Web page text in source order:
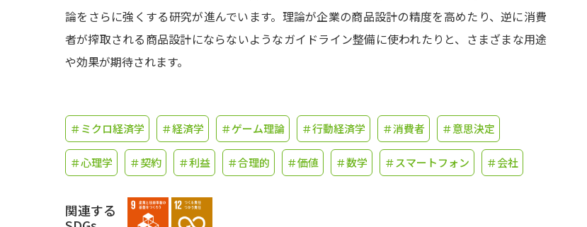
大学で学びたい学問発見
ユーザーサポート
Ｑ＆Ａ よくあるご質問
論をさらに強くする研究が進んでいます。理論が企業の商品設計の精度を高めたり、逆に消費
者が搾取される商品設計にならないようなガイドライン整備に使われたりと、さまざまな用途
や効果が期待されます。
＃ミクロ経済学 ＃経済学 ＃ゲーム理論 ＃行動経済学 ＃消費者 ＃意思決定
＃心理学 ＃契約 ＃利益 ＃合理的 ＃価値 ＃数学 ＃スマートフォン ＃会社
関連する